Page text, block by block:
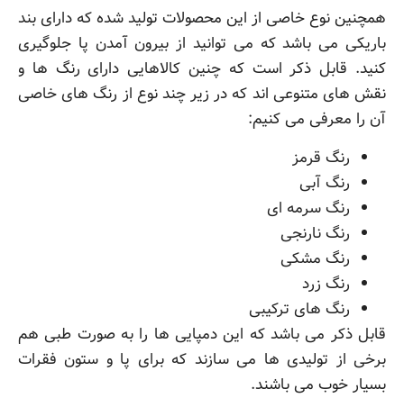
همچنین نوع خاصی از این محصولات تولید شده که دارای بند
باریکی می باشد که می توانید از بیرون آمدن پا جلوگیری
کنید. قابل ذکر است که چنین کالاهایی دارای رنگ ها و
نقش های متنوعی اند که در زیر چند نوع از رنگ های خاصی
آن را معرفی می کنیم:
رنگ قرمز
رنگ آبی
رنگ سرمه ای
رنگ نارنجی
رنگ مشکی
رنگ زرد
رنگ های ترکیبی
قابل ذکر می باشد که این دمپایی ها را به صورت طبی هم
برخی از تولیدی ها می سازند که برای پا و ستون فقرات
بسیار خوب می باشند.